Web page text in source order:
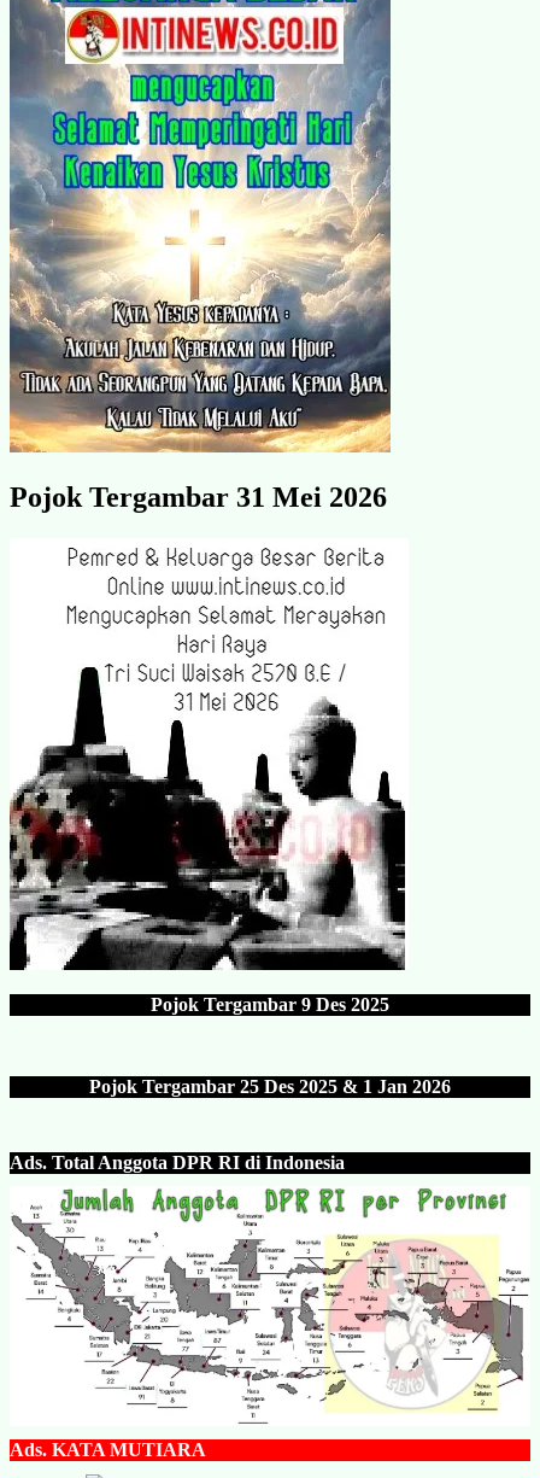
Pojok Tergambar 31 Mei 2026
Pojok Tergambar 9 Des 2025
Pojok Tergambar 25 Des 2025 & 1 Jan 2026
Ads. Total Anggota DPR RI di Indonesia
Ads. KATA MUTIARA